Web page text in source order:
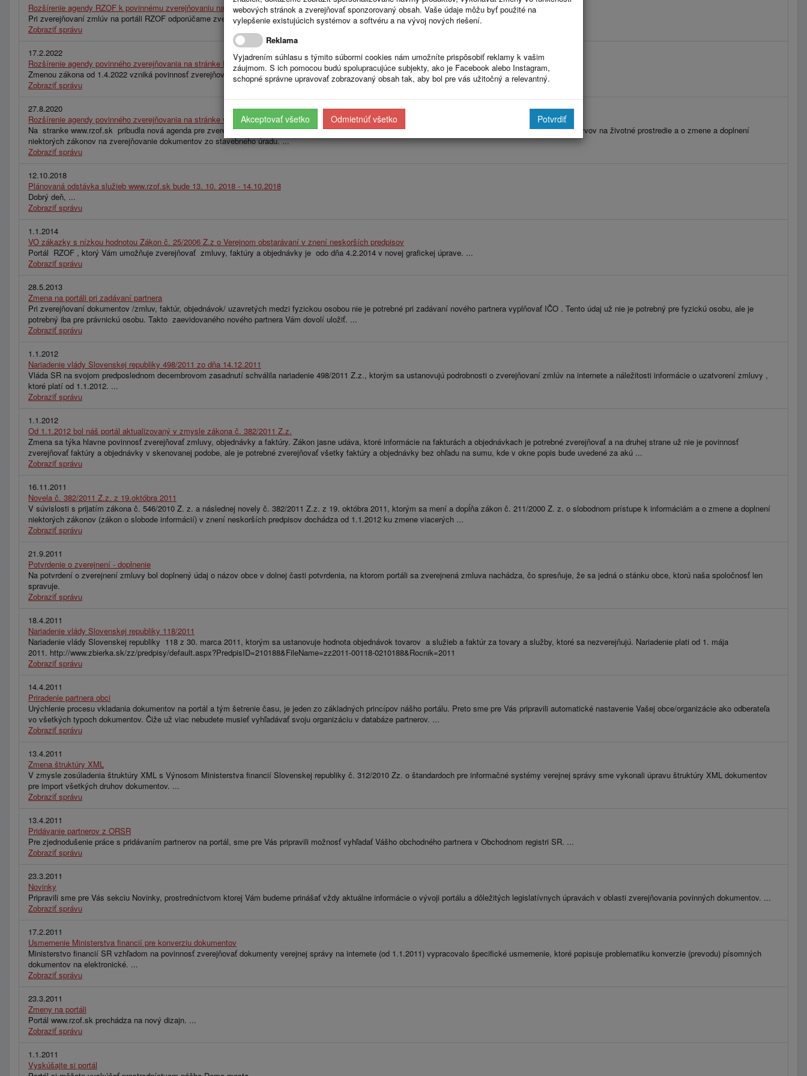
Rozšírenie agendy RZOF k povinnému zverejňovaniu na stránke https://www.crz.gov.sk/
Pri zverejňovaní zmlúv na portáli RZOF odporúčame zverejňovať na RZOF.sk zmluvy tak, ako vyžaduje nariadenie. ...
Zobraziť správu
17.2.2022
Rozšírenie agendy povinného zverejňovania na stránke https://www.crz.gov.sk/ : CENTRÁLNY REGISTER ZMLÚV
Zmenou zákona od 1.4.2022 vzniká povinnosť zverejňovania údajov pre obce na https://www.crz.gov.sk/ ( Centrálny register Zmlúv ) ...
Zobraziť správu
27.8.2020
Rozšírenie agendy povinného zverejňovania na stránke www.rzof.sk Úradna Tabuľa: Stavebný úrad
Na stranke www.rzof.sk pribudla nová agenda pre zverejňovanie Úradná Tabuľa: Stavebný úrad, ktorá vyplynula zo zákona č. 24/2006 Z.z. o posudzovaní vplyvov na životné prostredie a o zmene a doplnení
niektorých zákonov na zverejňovanie dokumentov zo stavebného úradu. ...
Zobraziť správu
12.10.2018
Plánovaná odstávka služieb www.rzof.sk bude 13. 10. 2018 - 14.10.2018
Dobrý deň, ...
Zobraziť správu
1.1.2014
VO zákazky s nízkou hodnotou Zákon č. 25/2006 Z.z o Verejnom obstarávaní v znení neskorších predpisov
Portál RZOF , ktorý Vám umožňuje zverejňovať zmluvy, faktúry a objednávky je odo dňa 4.2.2014 v novej grafickej úprave. ...
Zobraziť správu
28.5.2013
Zmena na portáli pri zadávaní partnera
Pri zverejňovaní dokumentov /zmluv, faktúr, objednávok/ uzavretých medzi fyzickou osobou nie je potrebné pri zadávaní nového partnera vyplňovať IČO . Tento údaj už nie je potrebný pre fyzickú osobu, ale je
potrebný iba pre právnickú osobu. Takto zaevidovaného nového partnera Vám dovolí uložiť. ...
Zobraziť správu
1.1.2012
Nariadenie vlády Slovenskej republiky 498/2011 zo dňa 14.12.2011
Vláda SR na svojom predposlednom decembrovom zasadnutí schválila nariadenie 498/2011 Z.z., ktorým sa ustanovujú podrobnosti o zverejňovaní zmlúv na internete a náležitosti informácie o uzatvorení zmluvy ,
ktoré platí od 1.1.2012. ...
Zobraziť správu
1.1.2012
Od 1.1.2012 bol náš portál aktualizovaný v zmysle zákona č. 382/2011 Z.z.
Zmena sa týka hlavne povinnosť zverejňovať zmluvy, objednávky a faktúry. Zákon jasne udáva, ktoré informácie na fakturách a objednávkach je potrebné zverejňovať a na druhej strane už nie je povinnosť
zverejňovať faktúry a objednávky v skenovanej podobe, ale je potrebné zverejňovať všetky faktúry a objednávky bez ohľadu na sumu, kde v okne popis bude uvedené za akú ...
Zobraziť správu
16.11.2011
Novela č. 382/2011 Z.z. z 19.októbra 2011
V súvislosti s prijatím zákona č. 546/2010 Z. z. a následnej novely č. 382/2011 Z.z. z 19. októbra 2011, ktorým sa mení a dopĺňa zákon č. 211/2000 Z. z. o slobodnom prístupe k informáciám a o zmene a doplnení
niektorých zákonov (zákon o slobode informácií) v znení neskorších predpisov dochádza od 1.1.2012 ku zmene viacerých ...
Zobraziť správu
21.9.2011
Potvrdenie o zverejnení - doplnenie
Na potvrdení o zverejnení zmluvy bol doplnený údaj o názov obce v dolnej časti potvrdenia, na ktorom portáli sa zverejnená zmluva nachádza, čo spresňuje, že sa jedná o stánku obce, ktorú naša spoločnosť len
spravuje.
Zobraziť správu
18.4.2011
Nariadenie vlády Slovenskej republiky 118/2011
Nariadenie vlády Slovenskej republiky 118 z 30. marca 2011, ktorým sa ustanovuje hodnota objednávok tovarov a služieb a faktúr za tovary a služby, ktoré sa nezverejňujú. Nariadenie plati od 1. mája
2011. http://www.zbierka.sk/zz/predpisy/default.aspx?PredpisID=210188&FileName=zz2011-00118-0210188&Rocnik=2011
Zobraziť správu
14.4.2011
Priradenie partnera obci
Urýchlenie procesu vkladania dokumentov na portál a tým šetrenie času, je jeden zo základných princípov nášho portálu. Preto sme pre Vás pripravili automatické nastavenie Vašej obce/organizácie ako odberateľa
vo všetkých typoch dokumentov. Čiže už viac nebudete musieť vyhľadávať svoju organizáciu v databáze partnerov. ...
Zobraziť správu
13.4.2011
Zmena štruktúry XML
V zmysle zosúladenia štruktúry XML s Výnosom Ministerstva financií Slovenskej republiky č. 312/2010 Zz. o štandardoch pre informačné systémy verejnej správy sme vykonali úpravu štruktúry XML dokumentov
pre import všetkých druhov dokumentov. ...
Zobraziť správu
13.4.2011
Pridávanie partnerov z ORSR
Pre zjednodušenie práce s pridávaním partnerov na portál, sme pre Vás pripravili možnosť vyhľadať Vášho obchodného partnera v Obchodnom registri SR. ...
Zobraziť správu
23.3.2011
Novinky
Pripravili sme pre Vás sekciu Novinky, prostredníctvom ktorej Vám budeme prinášať vždy aktuálne informácie o vývoji portálu a dôležitých legislatívnych úpravách v oblasti zverejňovania povinných dokumentov. ...
Zobraziť správu
17.2.2011
Usmernenie Ministerstva financií pre konverziu dokumentov
Ministerstvo financií SR vzhľadom na povinnosť zverejňovať dokumenty verejnej správy na internete (od 1.1.2011) vypracovalo špecifické usmernenie, ktoré popisuje problematiku konverzie (prevodu) písomných
dokumentov na elektronické. ...
Zobraziť správu
23.3.2011
Zmeny na portáli
Portál www.rzof.sk prechádza na nový dizajn. ...
Zobraziť správu
1.1.2011
Vyskúšajte si portál
webových stránok a zverejňovať sponzorovaný obsah. Vaše údaje môžu byť použité na
vylepšenie existujúcich systémov a softvéru a na vývoj nových riešení.
Reklama
Vyjadrením súhlasu s týmito súbormi cookies nám umožníte prispôsobiť reklamy k vašim
záujmom. S ich pomocou budú spolupracujúce subjekty, ako je Facebook alebo Instagram,
schopné správne upravovať zobrazovaný obsah tak, aby bol pre vás užitočný a relevantný.
Akceptovať všetko Odmietnúť všetko Potvrdiť